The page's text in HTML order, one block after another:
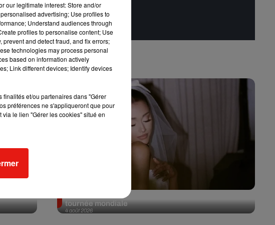
4 août 2026
Ariana Grande prendra une pause après sa
tournée mondiale
our legitimate interest: Store and/or
advertising; Use profiles to
Understand audiences through
profiles to personalise content; Use
and detect fraud, and fix errors;
technologies may process personal
based on information actively
Link different devices; Identify devices
finalités et/ou partenaires dans "Gérer
préférences ne s'appliqueront que pour
le lien "Gérer les cookies" situé en